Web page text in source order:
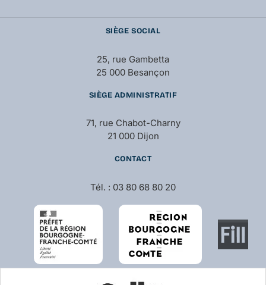
SIÈGE SOCIAL
25, rue Gambetta
25 000 Besançon
SIÈGE ADMINISTRATIF
71, rue Chabot-Charny
21 000 Dijon
CONTACT
Tél. : 03 80 68 80 20